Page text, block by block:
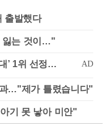
출발했다
잃는 것이…"
…"제가 틀렸습니다"
기 못 낳아 미안"